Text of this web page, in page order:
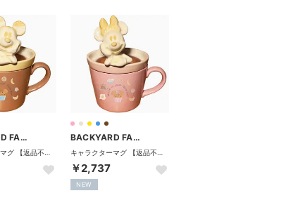
BACKYARD FAMILY BACKYARD FAMILY
￥2,737
NEW